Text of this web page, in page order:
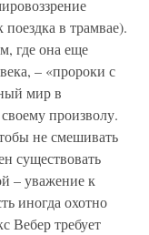
в трамвае).
где она еще
– «пророки с
мир в
произволу.
не смешивать
существовать
– уважение к
иногда охотно
Вебер требует